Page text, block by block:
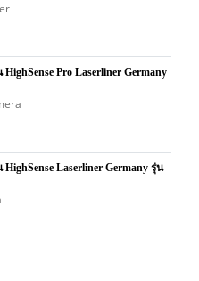
Pro Laserliner Germany
Laserliner Germany รุ่น